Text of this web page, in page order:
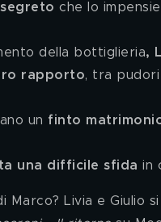
che lo
della bottiglieria,
rapporto, tra pudori
un finto
una difficile sfida in
Marco? Livia e Giulio